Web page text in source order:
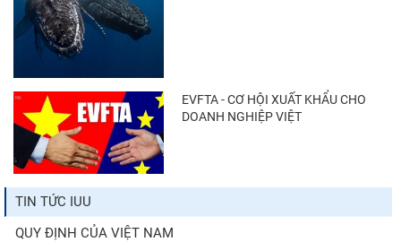
EVFTA - CƠ HỘI XUẤT KHẨU CHO
DOANH NGHIỆP VIỆT
TIN TỨC IUU
QUY ĐỊNH CỦA VIỆT NAM